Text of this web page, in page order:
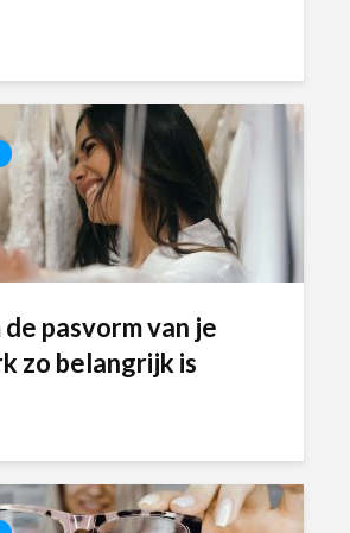
pasvorm van je
zo belangrijk is